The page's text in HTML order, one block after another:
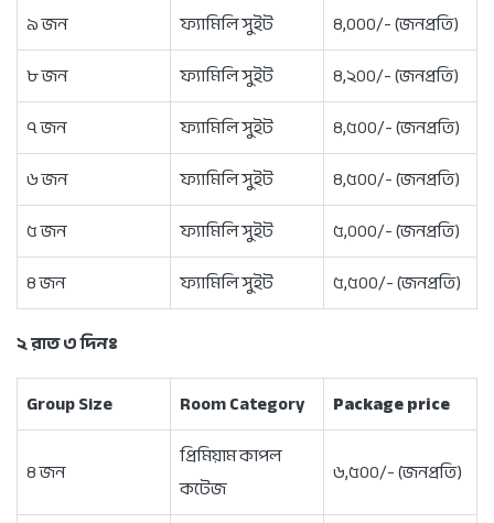
৯ জন ফ্যামিলি সুইট
৪,০০০/- (জনপ্রতি)
৮ জন
ফ্যামিলি সুইট
৪,২০০/- (জনপ্রতি)
৭ জন
ফ্যামিলি সুইট
৪,৫০০/- (জনপ্রতি)
৬ জন
ফ্যামিলি সুইট
৪,৫০০/- (জনপ্রতি)
৫ জন
ফ্যামিলি সুইট
৫,০০০/- (জনপ্রতি)
৪ জন
ফ্যামিলি সুইট
৫,৫০০/- (জনপ্রতি)
২ রাত ৩ দিনঃ
Group Size
RoomCategory Package price
৪ জন
প্রিমিয়াম কাপল
কটেজ
৬,৫০০/- (জনপ্রতি)